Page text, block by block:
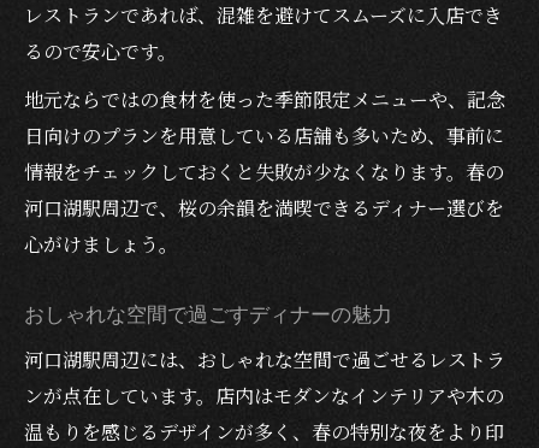
レストランであれば、混雑を避けてスムーズに入店でき
るので安心です。
地元ならではの食材を使った季節限定メニューや、記念
日向けのプランを用意している店舗も多いため、事前に
情報をチェックしておくと失敗が少なくなります。春の
河口湖駅周辺で、桜の余韻を満喫できるディナー選びを
心がけましょう。
おしゃれな空間で過ごすディナーの魅力
河口湖駅周辺には、おしゃれな空間で過ごせるレストラ
ンが点在しています。店内はモダンなインテリアや木の
温もりを感じるデザインが多く、春の特別な夜をより印